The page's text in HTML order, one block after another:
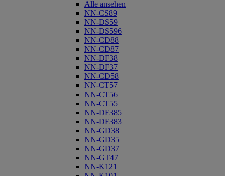
Alle ansehen
NN-CS89
NN-DS59
NN-DS596
NN-CD88
NN-CD87
NN-DF38
NN-DF37
NN-CD58
NN-CT57
NN-CT56
NN-CT55
NN-DF385
NN-DF383
NN-GD38
NN-GD35
NN-GD37
NN-GT47
NN-K121